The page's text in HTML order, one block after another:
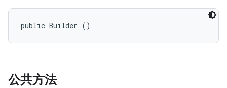
public Builder ()
公共方法